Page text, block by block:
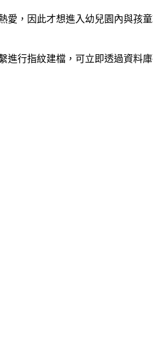
，因此才想進入幼兒園內與孩
行指紋建檔，可立即透過資料